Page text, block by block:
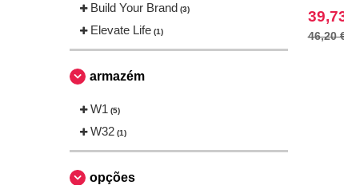
Build Your Brand (3)
Elevate Life (1)
armazém
W1 (5)
W32 (1)
opções
46,20